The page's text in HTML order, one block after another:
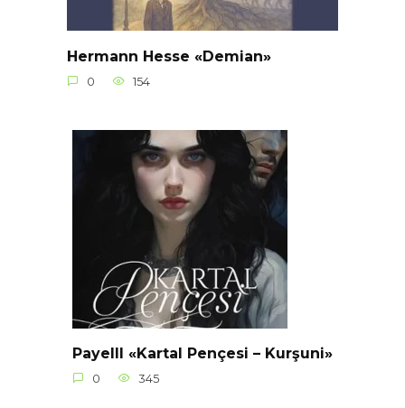
Hermann Hesse «Demian»
0 154
Payelll «Kartal Pençesi – Kurşuni»
0 345